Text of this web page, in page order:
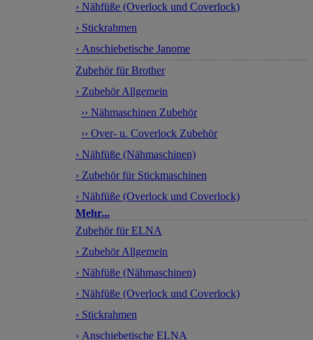
› Nähfüße (Overlock und Coverlock)
› Stickrahmen
› Anschiebetische Janome
Zubehör für Brother
› Zubehör Allgemein
›› Nähmaschinen Zubehör
›› Over- u. Coverlock Zubehör
› Nähfüße (Nähmaschinen)
› Zubehör für Stickmaschinen
› Nähfüße (Overlock und Coverlock)
Mehr...
Zubehör für ELNA
› Zubehör Allgemein
› Nähfüße (Nähmaschinen)
› Nähfüße (Overlock und Coverlock)
› Stickrahmen
› Anschiebetische ELNA